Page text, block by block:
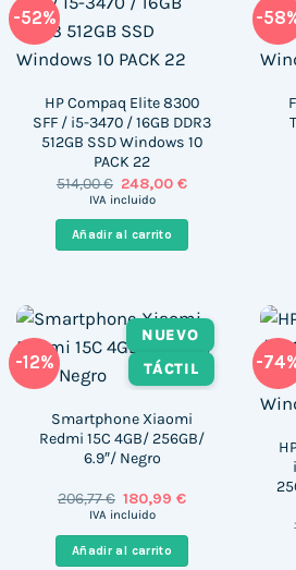
-52%
HP Compaq Elite 8300
SFF / i5-3470 / 16GB DDR3
512GB SSD Windows 10
PACK 22
514,00€ El
precio
era:
514,00 €.
248,00€El
es:
248,00 €.
IVA incluido
Añadir al carrito
-
-12%
NUEVO
TÁCTIL
Smartphone Xiaomi
Redmi 15C 4GB/ 256GB/
6.9″/ Negro
206,77€ El
precio
era:
206,77 €.
180,99€El
es:
180,99 €.
IVA incluido
Añadir al carrito
-